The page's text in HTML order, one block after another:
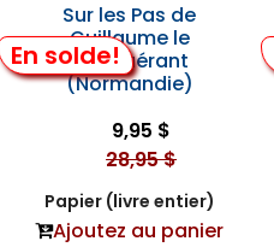
En solde!
Sur les Pas de
Guillaume le
Conquérant
(Normandie)
9,95 $
28,95 $
Papier (livre entier)
Ajoutez au panier